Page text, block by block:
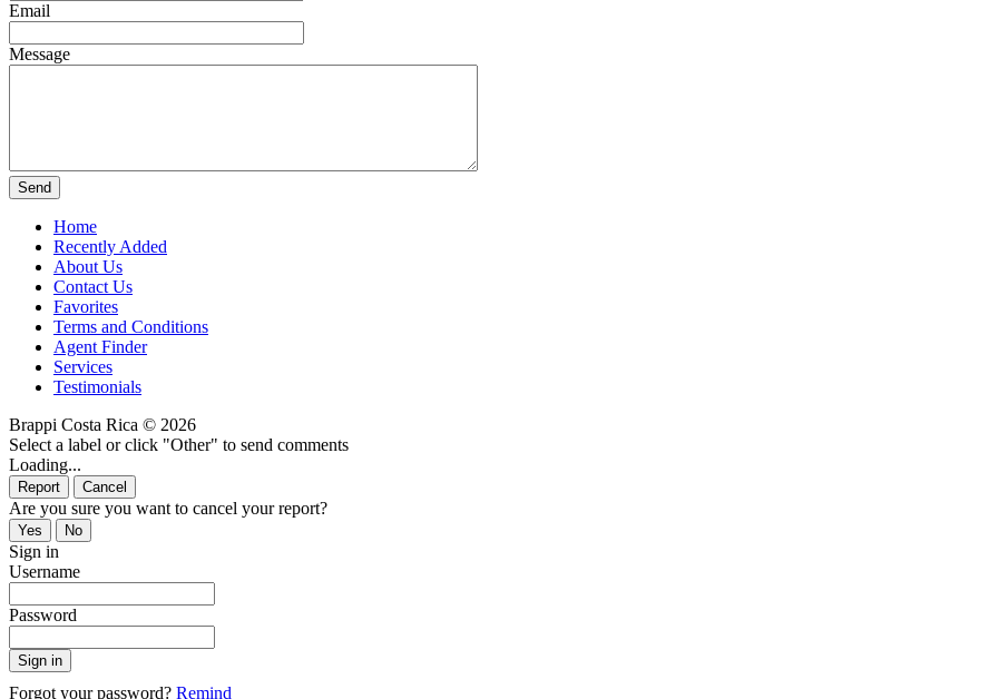
Email
Message
Home
Recently Added
About Us
Contact Us
Favorites
Terms and Conditions
Agent Finder
Services
Testimonials
Brappi Costa Rica © 2026
Select a label or click "Other" to send comments
Loading...
Are you sure you want to cancel your report?
Sign in
Username
Password
Forgot your password? Remind